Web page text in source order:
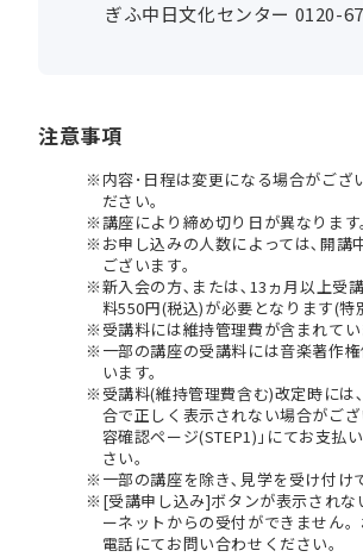
ぎふ中日文化センター 0120-
注意事項
内容･日程は変更になる場合がござ
ださい。
講座により締め切り日が異なります
お申し込みの人数によっては､開講
ございます。
新入会の方､または､13ヵ月以上受
料550円(税込)が必要となります(特
受講料には維持管理費が含まれてい
一部の講座の受講料には音楽著作
います。
受講料(維持管理費含む)改定時には
合で正しく表示されない場合がご
容確認ページ(STEP1)｣にてお支払
さい。
一部の講座を除き､見学を受け付け
[受講申し込み]ボタンが表示されな
ーネットからの受付ができません
電話にてお問い合わせください。